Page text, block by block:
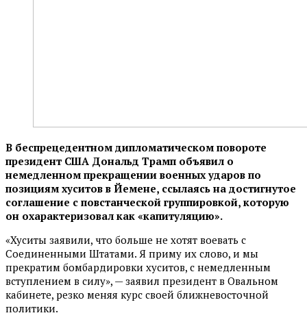
В беспрецедентном дипломатическом повороте
президент США Дональд Трамп объявил о
немедленном прекращении военных ударов по
позициям хуситов в Йемене, ссылаясь на достигнутое
соглашение с повстанческой группировкой, которую
он охарактеризовал как «капитуляцию».
«Хуситы заявили, что больше не хотят воевать с
Соединенными Штатами. Я приму их слово, и мы
прекратим бомбардировки хуситов, с немедленным
вступлением в силу», — заявил президент в Овальном
кабинете, резко меняя курс своей ближневосточной
политики.